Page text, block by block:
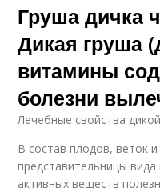
Груша дичка
Дикая груша
витамины
болезни
Лечебные свойства
В состав плодов, веток
представительницы
активных веществ